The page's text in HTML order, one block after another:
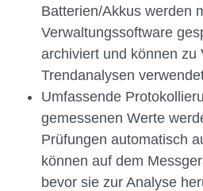
Batterien/Akkus werden
Verwaltungssoftware
archiviert und können zu
Trendanalysen
Umfassende
gemessenen Werte
Prüfungen automatisch
können auf dem
bevor sie zur Analyse